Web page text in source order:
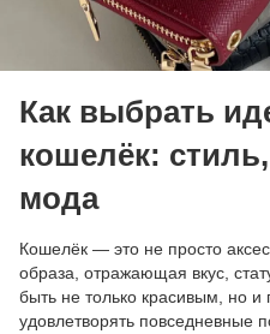
Как выбрать
кошелёк:
мода
Кошелёк — это не просто
образа, отражающая вкус,
быть не только красивым, но и
удовлетворять повседневные